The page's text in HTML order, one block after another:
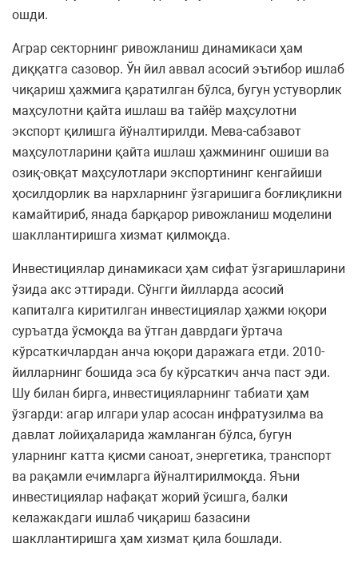
ошди.
Аграр секторнинг ривожланиш динамикаси ҳам
диққатга сазовор. Ўн йил аввал асосий эътибор ишлаб
чиқариш ҳажмига қаратилган бўлса, бугун устуворлик
маҳсулотни қайта ишлаш ва тайёр маҳсулотни
экспорт қилишга йўналтирилди. Мева-сабзавот
маҳсулотларини қайта ишлаш ҳажмининг ошиши ва
озиқ-овқат маҳсулотлари экспортининг кенгайиши
ҳосилдорлик ва нархларнинг ўзгаришига боғлиқликни
камайтириб, янада барқарор ривожланиш моделини
шакллантиришга хизмат қилмоқда.
Инвестициялар динамикаси ҳам сифат ўзгаришларини
ўзида акс эттиради. Сўнгги йилларда асосий
капиталга киритилган инвестициялар ҳажми юқори
суръатда ўсмоқда ва ўтган даврдаги ўртача
кўрсаткичлардан анча юқори даражага етди. 2010-
йилларнинг бошида эса бу кўрсаткич анча паст эди.
Шу билан бирга, инвестицияларнинг табиати ҳам
ўзгарди: агар илгари улар асосан инфратузилма ва
давлат лойиҳаларида жамланган бўлса, бугун
уларнинг катта қисми саноат, энергетика, транспорт
ва рақамли ечимларга йўналтирилмоқда. Яъни
инвестициялар нафақат жорий ўсишга, балки
келажакдаги ишлаб чиқариш базасини
шакллантиришга ҳам хизмат қила бошлади.